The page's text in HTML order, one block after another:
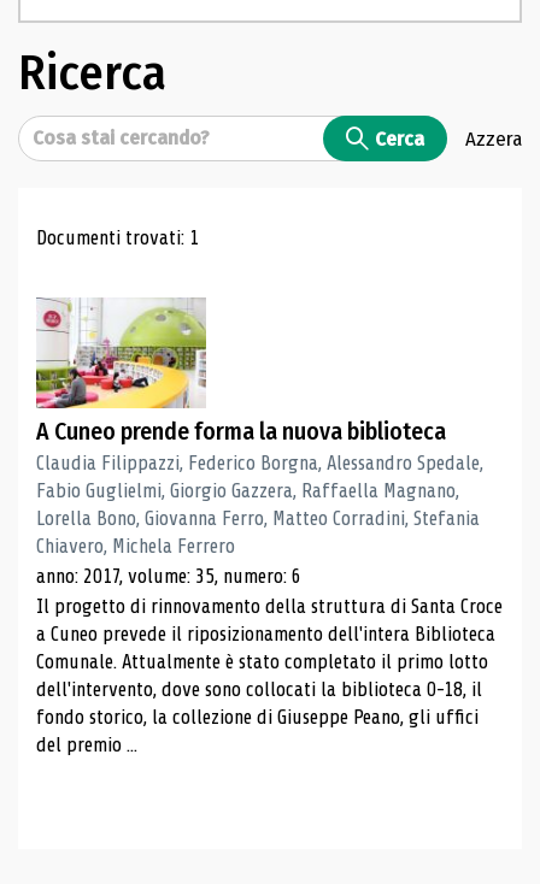
Ricerca
Cerca Cerca Azzera
Risultati di ricerca
Documenti trovati: 1
A Cuneo prende forma la nuova biblioteca
Claudia Filippazzi, Federico Borgna, Alessandro Spedale,
Fabio Guglielmi, Giorgio Gazzera, Raffaella Magnano,
Lorella Bono, Giovanna Ferro, Matteo Corradini, Stefania
Chiavero, Michela Ferrero
anno: 2017, volume: 35, numero: 6
Il progetto di rinnovamento della struttura di Santa Croce
a Cuneo prevede il riposizionamento dell'intera Biblioteca
Comunale. Attualmente è stato completato il primo lotto
dell'intervento, dove sono collocati la biblioteca 0-18, il
fondo storico, la collezione di Giuseppe Peano, gli uffici
del premio ...